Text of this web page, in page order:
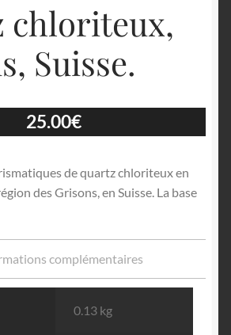
chloriteux,
Suisse.
25.00€
de quartz chloriteux en
des Grisons, en Suisse. La base
complémentaires
0.13 kg